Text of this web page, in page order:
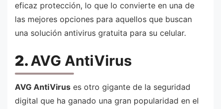
eficaz protección, lo que lo convierte en una de
las mejores opciones para aquellos que buscan
una solución antivirus gratuita para su celular.
2.AVG AntiVirus
AVG AntiVirus es otro gigante de la seguridad
digital que ha ganado una gran popularidad en el